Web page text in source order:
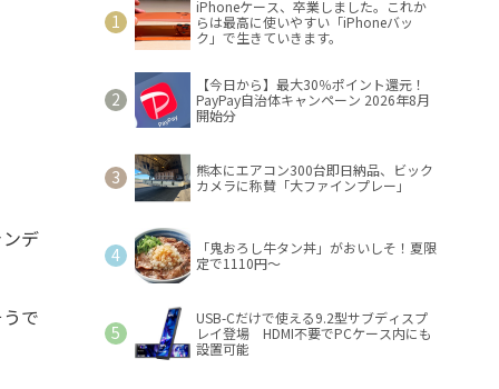
デ
で
iPhoneケース、卒業しました。これか
らは最高に使いやすい「iPhoneバッ
ク」で生きていきます。
【今日から】最大30％ポイント還元！
PayPay自治体キャンペーン 2026年8月
開始分
熊本にエアコン300台即日納品、ビック
カメラに称賛「大ファインプレー」
「鬼おろし牛タン丼」がおいしそ！夏限
定で1110円～
USB-Cだけで使える9.2型サブディスプ
レイ登場 HDMI不要でPCケース内にも
設置可能